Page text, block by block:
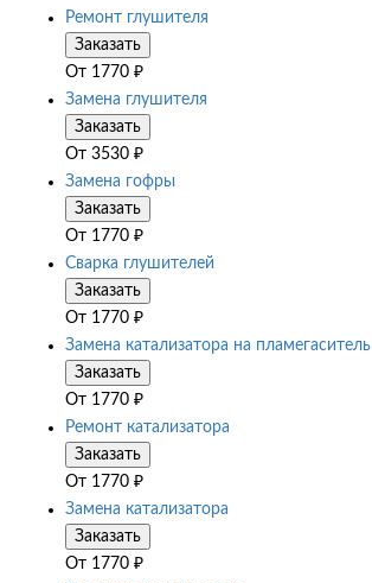
Ремонт глушителя
Заказать
От 1770 ₽
Замена глушителя
Заказать
От 3530 ₽
Замена гофры
Заказать
От 1770 ₽
Сварка глушителей
Заказать
От 1770 ₽
Замена катализатора на пламегаситель
Заказать
От 1770 ₽
Ремонт катализатора
Заказать
От 1770 ₽
Замена катализатора
Заказать
От 1770 ₽